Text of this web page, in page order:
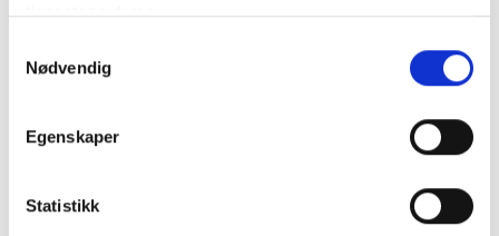
tjenestene deres.
Nødvendig
Egenskaper
Statistikk
Kontrollutvalg